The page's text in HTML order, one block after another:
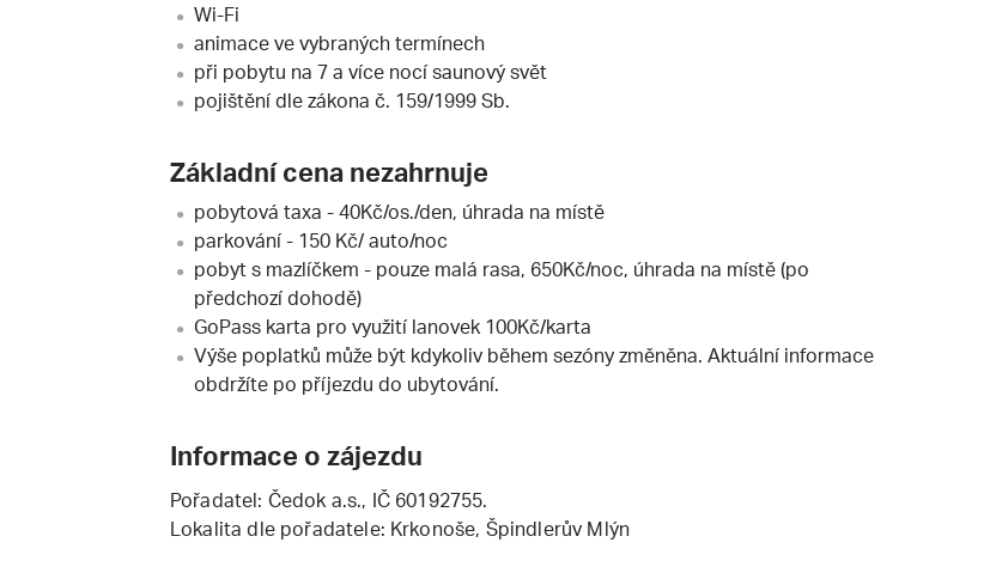
Wi-Fi
animace ve vybraných termínech
při pobytu na 7 a více nocí saunový svět
pojištění dle zákona č. 159/1999 Sb.
Základní cena nezahrnuje
pobytová taxa - 40Kč/os./den, úhrada na místě
parkování - 150 Kč/ auto/noc
pobyt s mazlíčkem - pouze malá rasa, 650Kč/noc, úhrada na místě (po
předchozí dohodě)
GoPass karta pro využití lanovek 100Kč/karta
Výše poplatků může být kdykoliv během sezóny změněna. Aktuální informace
obdržíte po příjezdu do ubytování.
Informace o zájezdu
Pořadatel: Čedok a.s., IČ 60192755.
Lokalita dle pořadatele: Krkonoše, Špindlerův Mlýn